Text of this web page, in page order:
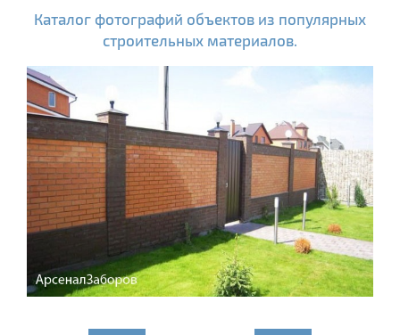
Каталог фотографий объектов из популярных
строительных материалов.